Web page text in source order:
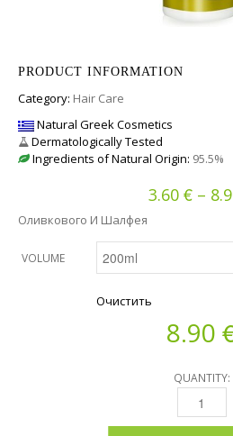
PRODUCT INFORMATION
Category: Hair Care
Natural Greek Cosmetics
Dermatologically Tested
Ingredients of Natural Origin: 95.5%
3.60 € –
Оливкового И Шалфея
VOLUME
Очистить
8.90
QUANTITY:
ШАМПУНЬ